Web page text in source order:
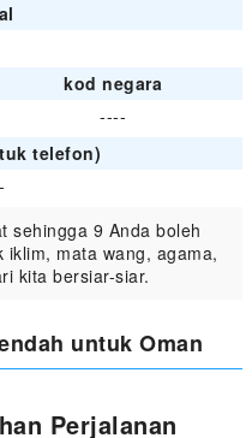
kod negara
----
telefon)
sehingga 9 Anda boleh
mata wang, agama,
kita bersiar-siar.
untuk Oman
Perjalanan